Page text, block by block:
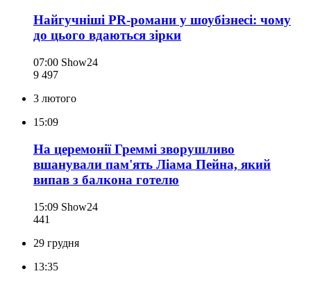
Найгучніші PR-романи у шоубізнесі: чому
до цього вдаються зірки
07:00 Show24
9 497
3 лютого
15:09
На церемонії Греммі зворушливо
вшанували пам'ять Ліама Пейна, який
випав з балкона готелю
15:09 Show24
441
29 грудня
13:35